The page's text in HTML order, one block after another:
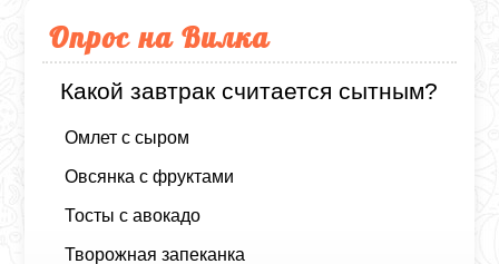
Опрос на Вилка
Какой завтрак считается сытным?
Омлет с сыром
Овсянка с фруктами
Тосты с авокадо
Творожная запеканка